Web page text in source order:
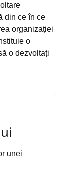
din ce în ce
organizației
o
o dezvoltați
unei